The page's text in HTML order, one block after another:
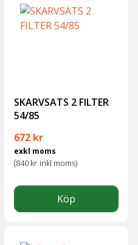
SKARVSATS 2 FILTER
54/85
672 kr
exkl moms
(840 kr inkl moms)
Köp